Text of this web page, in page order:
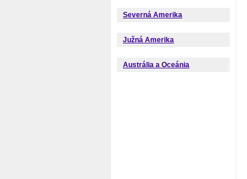
Severná Amerika
Južná Amerika
Austrália a Oceánia